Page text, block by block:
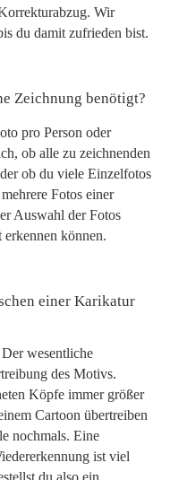
Wir
du damit zufrieden bist.
Zeichnung benötigt?
pro Person oder
ob alle zu zeichnenden
ob du viele Einzelfotos
Fotos einer
Auswahl der Fotos
erkennen können.
einer Karikatur
wesentliche
des Motivs.
Köpfe immer größer
Cartoon übertreiben
nochmals. Eine
ist viel
du also ein